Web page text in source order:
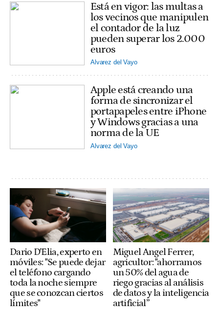
Está en vigor: las multas a
los vecinos que manipulen
el contador de la luz
pueden superar los 2.000
euros
Alvarez del Vayo
Apple está creando una
forma de sincronizar el
portapapeles entre iPhone
y Windows gracias a una
norma de la UE
Alvarez del Vayo
Dario D'Elia, experto en
móviles: "Se puede dejar
el teléfono cargando
toda la noche siempre
que se conozcan ciertos
límites"
Miguel Angel Ferrer,
agricultor: "ahorramos
un 50% del agua de
riego gracias al análisis
de datos y la inteligencia
artificial”